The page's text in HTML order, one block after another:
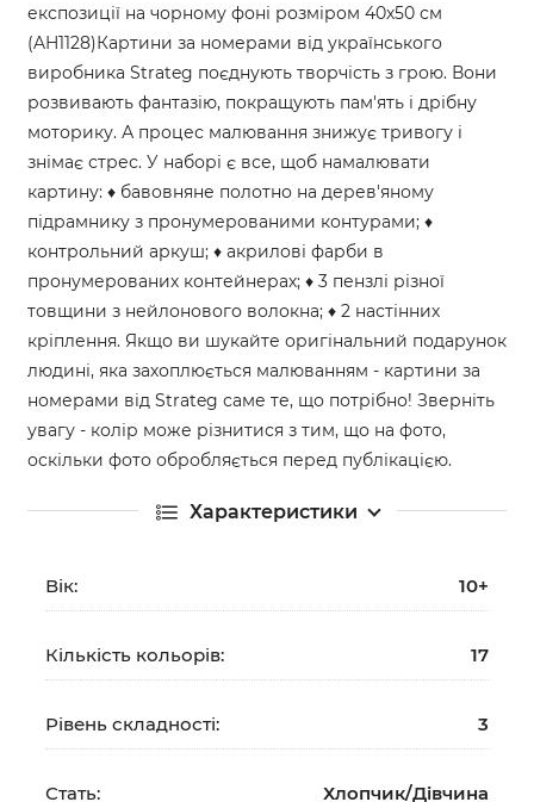
експозиції на чорному фоні розміром 40х50 см
(AH1128)Картини за номерами від українського
виробника Strateg поєднують творчість з грою. Вони
розвивають фантазію, покращують пам'ять і дрібну
моторику. А процес малювання знижує тривогу і
знімає стрес. У наборі є все, щоб намалювати
картину: ♦ бавовняне полотно на дерев'яному
підрамнику з пронумерованими контурами; ♦
контрольний аркуш; ♦ акрилові фарби в
пронумерованих контейнерах; ♦ 3 пензлі різної
товщини з нейлонового волокна; ♦ 2 настінних
кріплення. Якщо ви шукайте оригінальний подарунок
людині, яка захоплюється малюванням - картини за
номерами від Strateg саме те, що потрібно! Зверніть
увагу - колір може різнитися з тим, що на фото,
оскільки фото обробляється перед публікацією.
Характеристики
Вік: 10+
Кількість кольорів: 17
Рівень складності: 3
Стать: Хлопчик/Дiвчина